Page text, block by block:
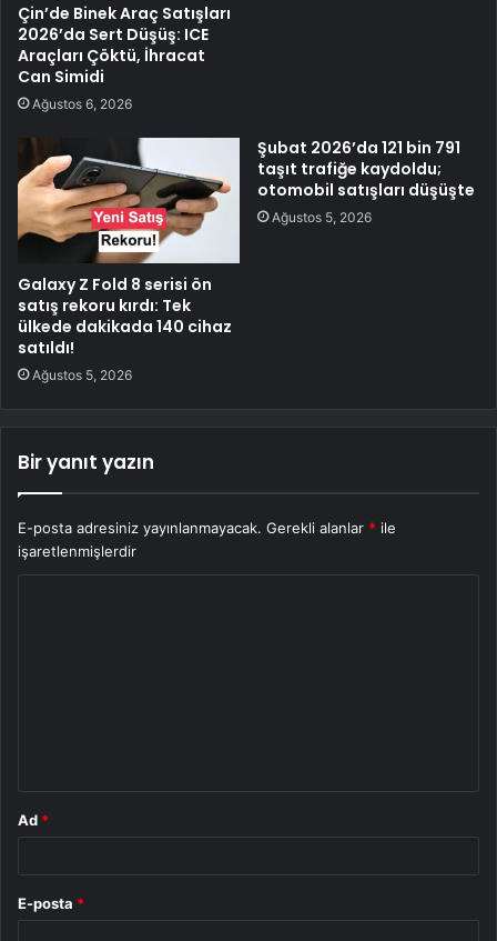
Çin’de Binek Araç Satışları
2026’da Sert Düşüş: ICE
Araçları Çöktü, İhracat
Can Simidi
Ağustos 6, 2026
Galaxy Z Fold 8 serisi ön
satış rekoru kırdı: Tek
ülkede dakikada 140 cihaz
satıldı!
Ağustos 5, 2026
Şubat 2026’da 121 bin 791
taşıt trafiğe kaydoldu;
otomobil satışları düşüşte
Ağustos 5, 2026
Bir yanıt yazın
E-posta adresiniz yayınlanmayacak. Gerekli alanlar * ile
işaretlenmişlerdir
Ad *
E-posta *